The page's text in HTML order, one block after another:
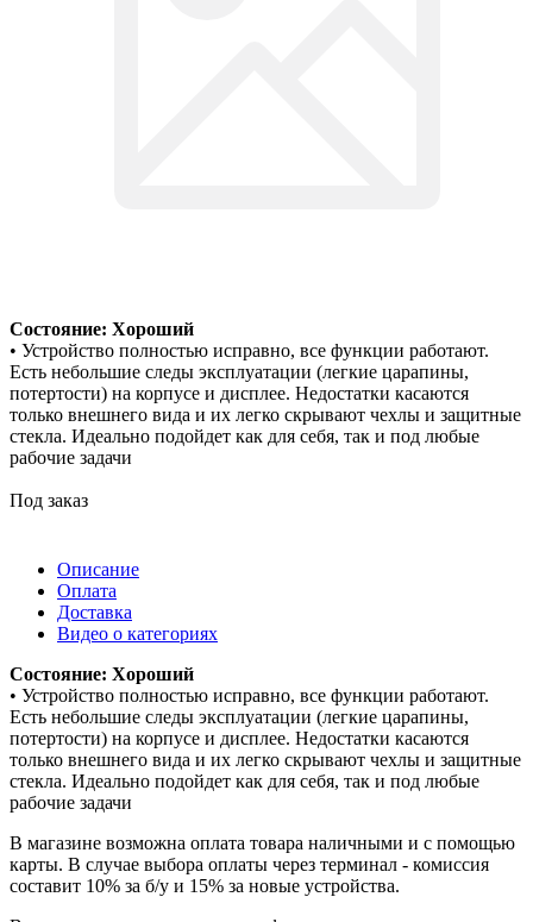
Состояние: Хороший
• Устройство полностью исправно, все функции работают.
Есть небольшие следы эксплуатации (легкие царапины,
потертости) на корпусе и дисплее. Недостатки касаются
только внешнего вида и их легко скрывают чехлы и защитные
стекла. Идеально подойдет как для себя, так и под любые
рабочие задачи
Под заказ
Описание
Оплата
Доставка
Видео о категориях
Состояние: Хороший
• Устройство полностью исправно, все функции работают.
Есть небольшие следы эксплуатации (легкие царапины,
потертости) на корпусе и дисплее. Недостатки касаются
только внешнего вида и их легко скрывают чехлы и защитные
стекла. Идеально подойдет как для себя, так и под любые
рабочие задачи
В магазине возможна оплата товара наличными и с помощью
карты. В случае выбора оплаты через терминал - комиссия
составит 10% за б/у и 15% за новые устройства.